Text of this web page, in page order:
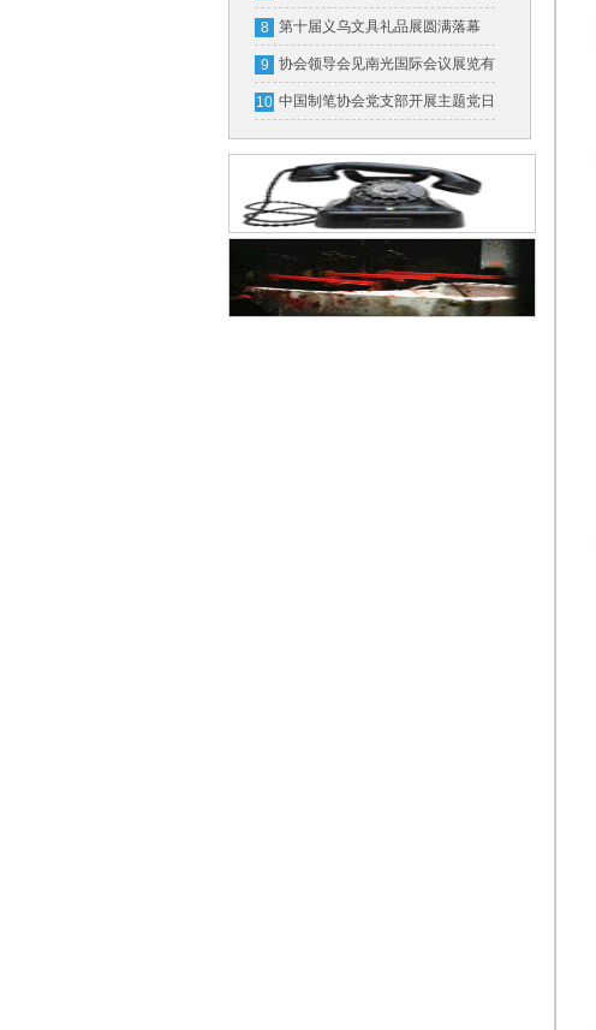
流会在义乌成功举办
8 第十届义乌文具礼品展圆满落幕
首届制笔文具工业展全新亮相
9 协会领导会见南光国际会议展览有
限公司领导一行
10 中国制笔协会党支部开展主题党日
活动